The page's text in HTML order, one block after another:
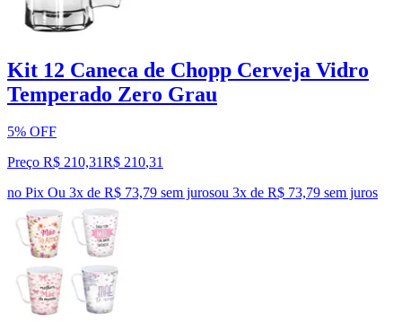
Kit 12 Caneca de Chopp Cerveja Vidro
Temperado Zero Grau
5% OFF
Preço R$ 210,31R$ 210,31
no Pix Ou 3x de R$ 73,79 sem jurosou 3x de R$ 73,79 sem juros